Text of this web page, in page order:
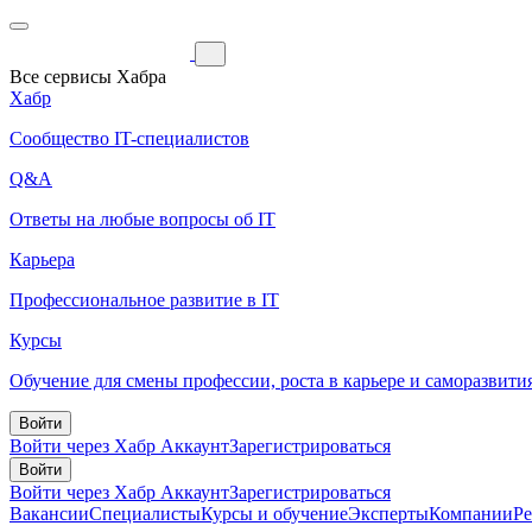
Все сервисы Хабра
Хабр
Сообщество IT-специалистов
Q&A
Ответы на любые вопросы об IT
Карьера
Профессиональное развитие в IT
Курсы
Обучение для смены профессии, роста в карьере и
Войти
Войти через Хабр АккаунтЗарегистрироваться
Войти
Войти через Хабр АккаунтЗарегистрироваться
ВакансииСпециалистыКурсы и обучениеЭкспертыКомпании